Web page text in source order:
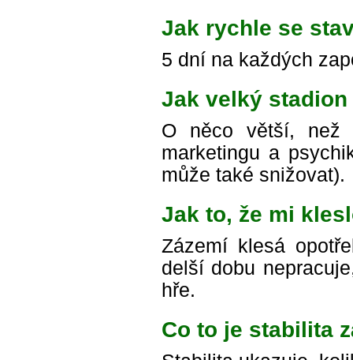
Jak rychle se
5 dní na každých
Jak velký
O něco větší, než
marketingu a
může také snižovat).
Jak to, že mi
Zázemí klesá
delší dobu
hře.
Co to je stabilita